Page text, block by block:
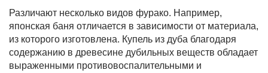
Различают несколько видов фурако. Например,
японская баня отличается в зависимости от материала,
из которого изготовлена. Купель из дуба благодаря
содержанию в древесине дубильных веществ обладает
выраженными противовоспалительными и